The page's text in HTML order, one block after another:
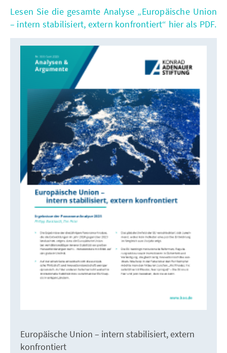
Lesen Sie die gesamte Analyse „Europäische Union
– intern stabilisiert, extern konfrontiert“ hier als PDF.
Europäische Union – intern stabilisiert, extern
konfrontiert